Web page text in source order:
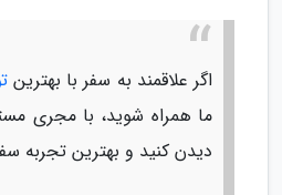
اگر علاقمند به سفر با بهترین
ما همراه شوید، با مجری
دیدن کنید و بهترین تجربه